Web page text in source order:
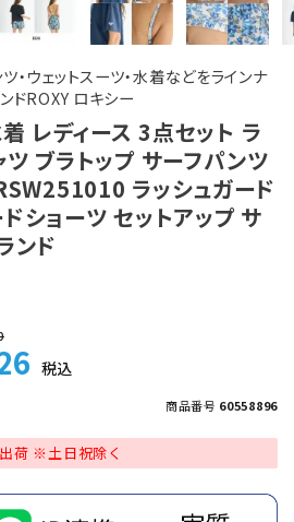
・ウェットスーツ・水着などをラインナ
ドROXY ロキシー
レディース 3点セット ラ
ブラトップ サーフパンツ
ラッシュガード
ショーツ セットアップ サ
ンド
税込
商品番号 60558896
荷 ※土日祝除く